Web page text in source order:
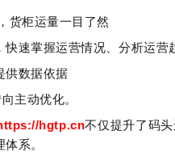
货柜运量一目了然
速掌握运营情况、分析运营
供数据依据
主动优化。
hgtp.cn不仅提升了码
系。